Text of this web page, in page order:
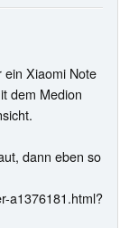
ein Xiaomi Note
dem Medion
dann eben so
a1376181.html?